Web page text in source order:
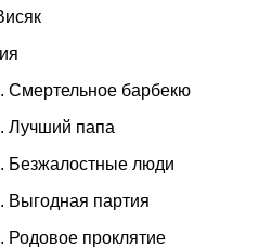
Смертельное барбекю
Лучший папа
Безжалостные люди
Выгодная партия
Родовое проклятие